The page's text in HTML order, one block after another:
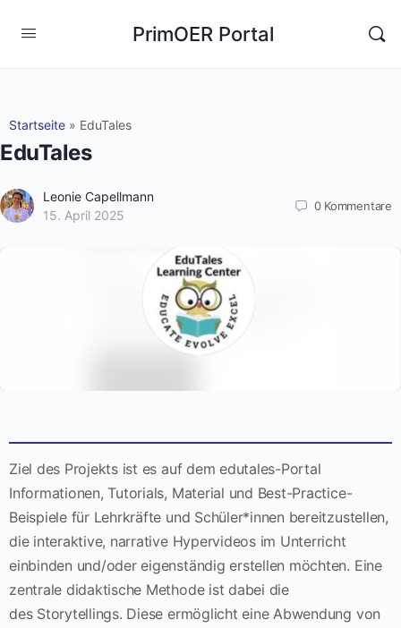
PrimOER Portal
Startseite » EduTales
EduTales
Leonie Capellmann
15. April 2025
0 Kommentare
Ziel des Projekts ist es auf dem edutales-Portal
Informationen, Tutorials, Material und Best-Practice-
Beispiele für Lehrkräfte und Schüler*innen bereitzustellen,
die interaktive, narrative Hypervideos im Unterricht
einbinden und/oder eigenständig erstellen möchten. Eine
zentrale didaktische Methode ist dabei die
des Storytellings. Diese ermöglicht eine Abwendung von